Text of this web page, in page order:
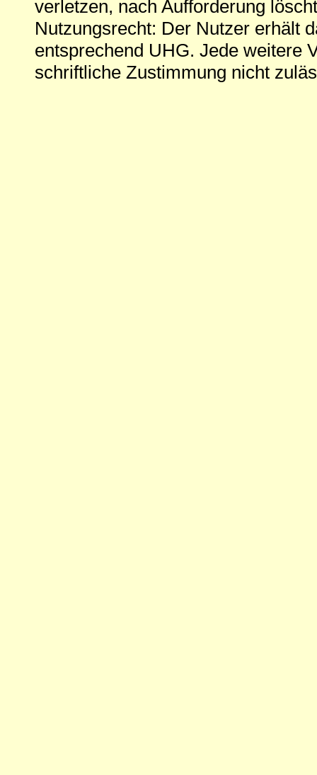
verletzen, nach Aufforderung
Nutzungsrecht: Der Nutzer erhält
entsprechend UHG. Jede weitere
schriftliche Zustimmung nicht